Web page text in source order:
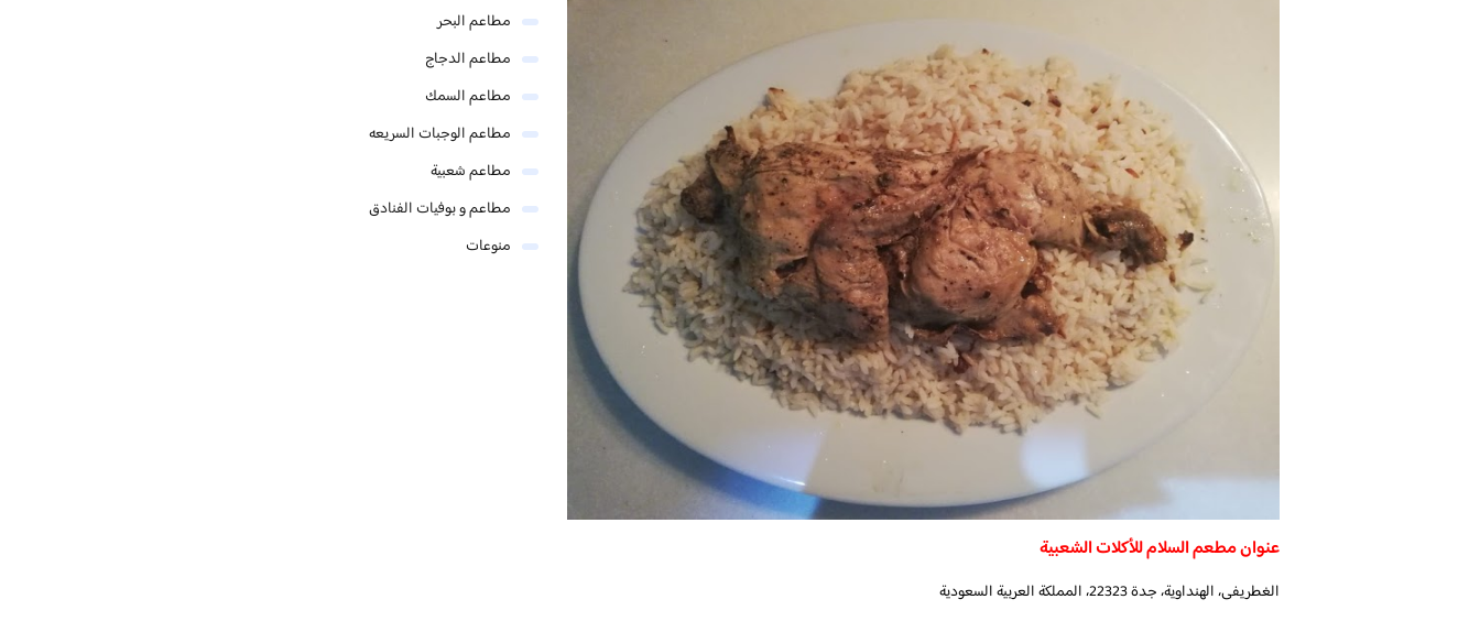
عنوان مطعم السلام للأكلات الشعبية
الغطريفى، الهنداوية، جدة 22323، المملكة العربية السعودية
مطاعم البحر
مطاعم الدجاج
مطاعم السمك
مطاعم الوجبات السريعه
مطاعم شعبية
مطاعم و بوفيات الفنادق
منوعات